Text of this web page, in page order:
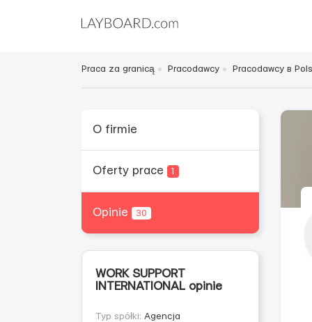
Praca za granicą Pracodawcy Pracodawcy в
O firmie
Oferty prace 1
Opinie 30
WORK SUPPORT
INTERNATIONAL opinie
Typ spółki: Agencja